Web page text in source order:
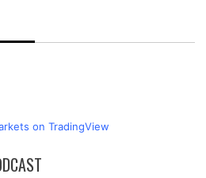
on TradingView